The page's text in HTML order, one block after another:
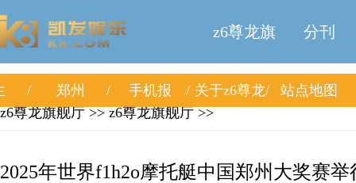
z6尊龙旗
舰厅
分刊
郑州 手机报 关于z6尊龙
站点地图
z6尊龙旗舰厅 >> z6尊龙旗舰厅 >>
2025年世界f1h2o摩托艇中国郑州大奖赛